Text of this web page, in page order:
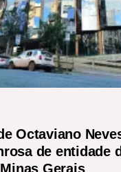
Octaviano
de entidade
Gerais